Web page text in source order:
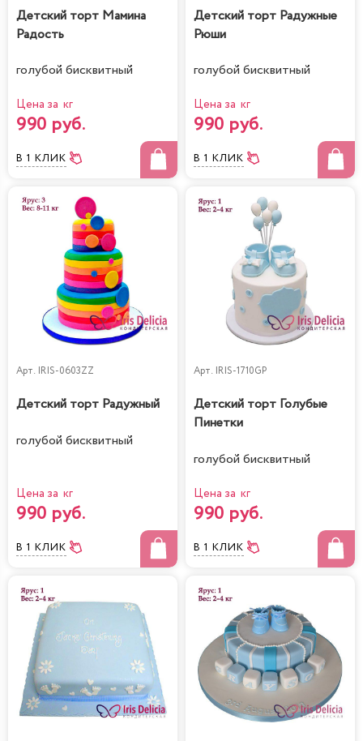
Детский торт Мамина
Радость
голубой бисквитный
Цена за кг
990 руб.
В 1 КЛИК
Детский торт Радужные
Рюши
голубой бисквитный
Цена за кг
990 руб.
В 1 КЛИК
Арт. IRIS-0603ZZ
Детский торт Радужный
голубой бисквитный
Цена за кг
990 руб.
В 1 КЛИК
Арт. IRIS-1710GP
Детский торт Голубые
Пинетки
голубой бисквитный
Цена за кг
990 руб.
В 1 КЛИК